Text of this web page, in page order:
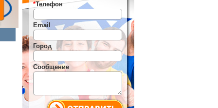
*Телефон
Email
Город
Сообщение